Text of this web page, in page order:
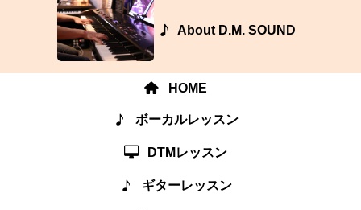
About D.M. SOUND
HOME
ボーカルレッスン
DTMレッスン
ギターレッスン